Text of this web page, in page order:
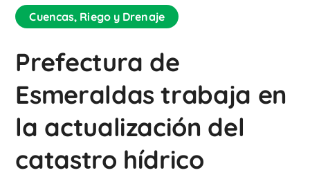
Cuencas, Riego y Drenaje
Prefectura de
Esmeraldas trabaja en
la actualización del
catastro hídrico